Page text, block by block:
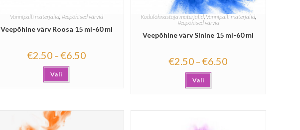
Vannipalli materjalid, Veepõhised värvid
Veepõhine värv Roosa 15 ml-60 ml
€2.50 –€6.50
Vali
Kodulõhnastaja materjalid,Vannipalli materjalid,
Veepõhised värvid
Veepõhine värv Sinine 15 ml-60 ml
€2.50 –€6.50
Vali